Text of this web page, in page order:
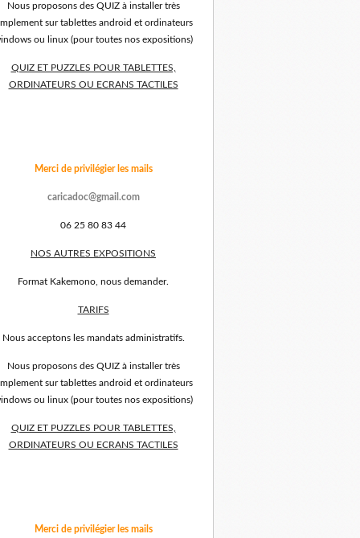
Nous proposons des QUIZ à installer très
sur tablettes android et ordinateurs
ou linux (pour toutes nos expositions)
QUIZ ET PUZZLES POUR TABLETTES,
ORDINATEURS OU ECRANS TACTILES
Merci de privilégier les mails
caricadoc@gmail.com
06 25 80 83 44
NOS AUTRES EXPOSITIONS
Format Kakemono, nous demander.
TARIFS
Nous acceptons les mandats administratifs.
Nous proposons des QUIZ à installer très
sur tablettes android et ordinateurs
ou linux (pour toutes nos expositions)
QUIZ ET PUZZLES POUR TABLETTES,
ORDINATEURS OU ECRANS TACTILES
Merci de privilégier les mails